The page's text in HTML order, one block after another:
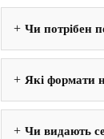
Чи потрібен
Які формати
Чи видають